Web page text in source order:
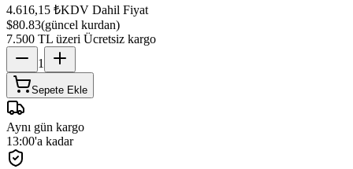
4.616,15 ₺KDV Dahil Fiyat
$80.83(güncel kurdan)
7.500 TL üzeri Ücretsiz kargo
1
Sepete Ekle
Aynı gün kargo
13:00'a kadar